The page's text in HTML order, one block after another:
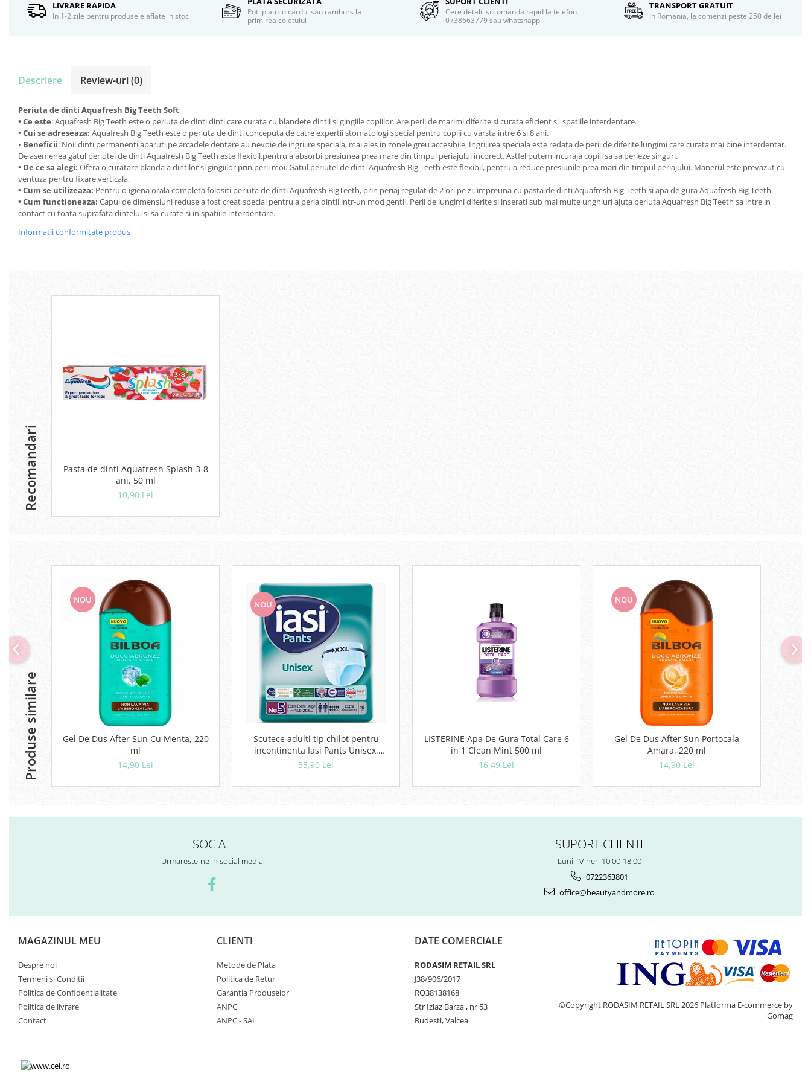
Servetele umede
Bureti de baie
Creion si tus ochi
Ruj si creion buze
Produse stilizare sprancene
Aplicatoare si pensule machiaj
Accesorii machiaj
Igiena dentara
Periute de dinti
Pasta de dinti
Apa de gura
Ata dentara
Adeziv dentar si ingrijire proteza
Produse manichiura & pedichiura
LIVRARE RAPIDA
In 1-2 zile pentru produsele aflate in stoc
Poti plati cu cardul sau ramburs la
primirea coletului
Cere detalii si comanda rapid la telefon
0738663779 sau whatshapp
TRANSPORT GRATUIT
In Romania, la comenzi peste 250 de lei
Descriere Review-uri(0)
Periuta de dinti Aquafresh Big Teeth Soft
• Ce este: Aquafresh Big Teeth este o periuta de dinti dinti care curata cu blandete dintii si gingiile copiilor. Are perii de marimi diferite si curata eficient si spatiile interdentare.
• Cui se adreseaza: Aquafresh Big Teeth este o periuta de dinti conceputa de catre expertii stomatologi special pentru copiii cu varsta intre 6 si 8 ani.
• Beneficii: Noii dinti permanenti aparuti pe arcadele dentare au nevoie de ingrijire speciala, mai ales in zonele greu accesibile. Ingrijirea speciala este redata de perii de diferite lungimi care curata mai bine interdentar.
De asemenea gatul periutei de dinti Aquafresh Big Teeth este flexibil,pentru a absorbi presiunea prea mare din timpul periajului incorect. Astfel putem incuraja copiii sa sa perieze singuri.
• De ce sa alegi: Ofera o curatare blanda a dintilor si gingiilor prin perii moi. Gatul periutei de dinti Aquafresh Big Teeth este flexibil, pentru a reduce presiunile prea mari din timpul periajului. Manerul este prevazut cu
ventuza pentru fixare verticala.
• Cum se utilizeaza: Pentru o igiena orala completa folositi periuta de dinti Aquafresh BigTeeth, prin periaj regulat de 2 ori pe zi, impreuna cu pasta de dinti Aquafresh Big Teeth si apa de gura Aquafresh Big Teeth.
• Cum functioneaza: Capul de dimensiuni reduse a fost creat special pentru a peria dintii intr-un mod gentil. Perii de lungimi diferite si inserati sub mai multe unghiuri ajuta periuta Aquafresh Big Teeth sa intre in
contact cu toata suprafata dintelui si sa curate si in spatiile interdentare.
Informatii conformitate produs
Recomandari
Pasta de dinti Aquafresh Splash 3-8
ani, 50 ml
10,90 Lei
Produse similare
NOU
Gel De Dus After Sun Cu Menta, 220
ml
14,90 Lei
NOU
Scutece adulti tip chilot pentru
incontinenta Iasi Pants Unisex,
Marime XXL, 10 buc
55,90 Lei
LISTERINE Apa De Gura Total Care 6
in 1 Clean Mint 500 ml
16,49 Lei
NOU
Gel De Dus After Sun Portocala
Amara, 220 ml
14,90 Lei
SOCIAL
Urmareste-ne in social media
SUPORT CLIENTI
Luni - Vineri 10.00-18.00
0722363801
office@beautyandmore.ro
MAGAZINUL MEU
Despre noi
Termeni si Conditii
Politica de Confidentialitate
Politica de livrare
Contact
CLIENTI
Metode de Plata
Politica de Retur
Garantia Produselor
ANPC
ANPC - SAL
DATE COMERCIALE
RODASIM RETAIL SRL
J38/906/2017
RO38138168
Str Izlaz Barza , nr 53
Budesti, Valcea
©Copyright RODASIM RETAIL SRL 2026 Platforma E-commerce by
Gomag